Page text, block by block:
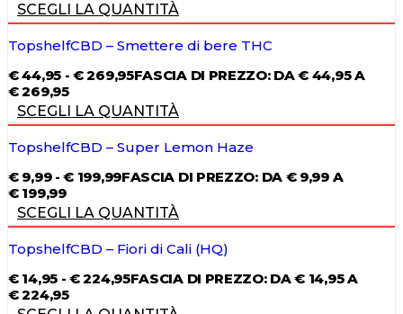
SCEGLI LA QUANTITÀ
TopshelfCBD – Smettere di bere THC
€44,95 - €269,95FASCIA DI PREZZO: DA € 44,95 A
€ 269,95
SCEGLI LA QUANTITÀ
TopshelfCBD – Super Lemon Haze
€9,99 - € 199,99FASCIA DI PREZZO: DA € 9,99 A
€ 199,99
SCEGLI LA QUANTITÀ
TopshelfCBD – Fiori di Cali (HQ)
€14,95 - €224,95FASCIA DI PREZZO: DA € 14,95 A
€ 224,95